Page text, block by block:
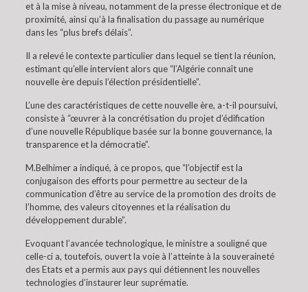
et à la mise à niveau, notamment de la presse électronique et de
proximité, ainsi qu’à la finalisation du passage au numérique
dans les “plus brefs délais”.
Il a relevé le contexte particulier dans lequel se tient la réunion,
estimant qu’elle intervient alors que “l’Algérie connaît une
nouvelle ère depuis l’élection présidentielle”.
L’une des caractéristiques de cette nouvelle ère, a-t-il poursuivi,
consiste à “œuvrer à la concrétisation du projet d’édification
d’une nouvelle République basée sur la bonne gouvernance, la
transparence et la démocratie”.
M.Belhimer a indiqué, à ce propos, que “l’objectif est la
conjugaison des efforts pour permettre au secteur de la
communication d’être au service de la promotion des droits de
l’homme, des valeurs citoyennes et la réalisation du
développement durable”.
Evoquant l’avancée technologique, le ministre a souligné que
celle-ci a, toutefois, ouvert la voie à l’atteinte à la souveraineté
des Etats et a permis aux pays qui détiennent les nouvelles
technologies d’instaurer leur suprématie.